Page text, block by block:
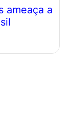
ameaça a